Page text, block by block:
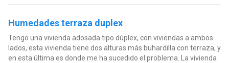
Humedades terraza duplex
Tengo una vivienda adosada tipo dúplex, con viviendas a ambos
lados, esta vivienda tiene dos alturas más buhardilla con terraza, y
en esta última es donde me ha sucedido el problema. La vivienda